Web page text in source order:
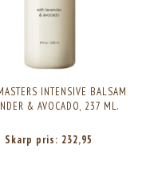
INTENSIVE BALSAM
& AVOCADO, 237 ML.
Skarp pris: 232,95